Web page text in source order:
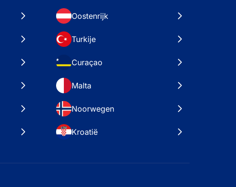
Oostenrijk
Turkije
Curaçao
Malta
Noorwegen
Kroatië